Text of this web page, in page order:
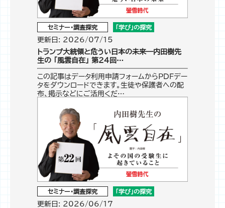
セミナー・調査探究 「学び」の探究
更新日: 2026/07/15
トランプ大統領と危うい日本の未来―内田樹先
生の 「風雲自在」 第24回…
この記事はデータ利用申請フォームからPDFデー
タをダウンロードできます。生徒や保護者への配
布、掲示などにご活用くだ…
セミナー・調査探究 「学び」の探究
更新日: 2026/06/17